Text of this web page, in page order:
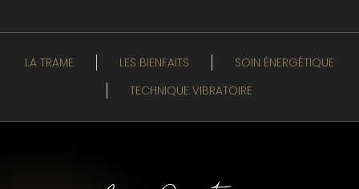
LA TRAME LES BIENFAITS
SOIN ÉNERGÉTIQUE
TECHNIQUE VIBRATOIRE